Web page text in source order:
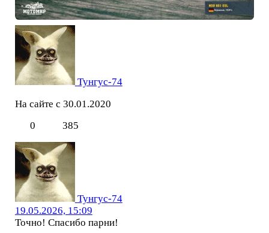
Тунгус-74
На сайте с 30.01.2020
0
385
Тунгус-74
19.05.2026, 15:09
Точно! Спасибо парни!